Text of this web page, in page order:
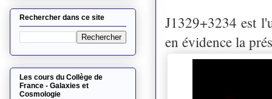
J1329+3234 est
en évidence la
Rechercher dans ce site
Les cours du Collège de
France - Galaxies et
Cosmologie